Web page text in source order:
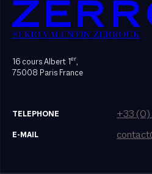
SEKRI VALENTIN ZERROUK
16 cours Albert 1er,
75008 Paris France
TELEPHONE +33 (0)
E-MAIL